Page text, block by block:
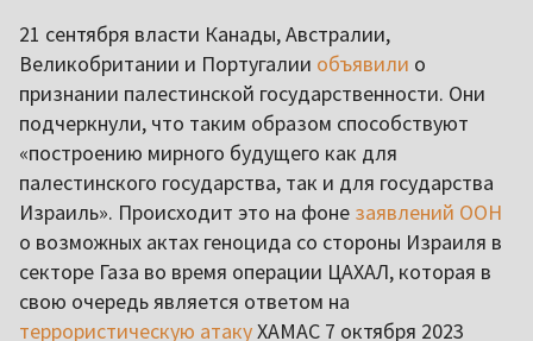
21 сентября власти Канады, Австралии,
Великобритании и Португалии объявили о
признании палестинской государственности. Они
подчеркнули, что таким образом способствуют
«построению мирного будущего как для
палестинского государства, так и для государства
Израиль». Происходит это на фоне заявлений ООН
о возможных актах геноцида со стороны Израиля в
секторе Газа во время операции ЦАХАЛ, которая в
свою очередь является ответом на
террористическую атакуХАМАС 7 октября 2023